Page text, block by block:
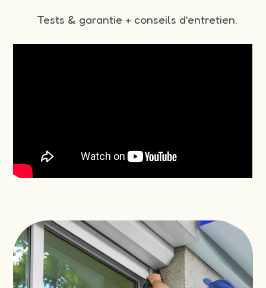
Tests & garantie + conseils d’entretien.